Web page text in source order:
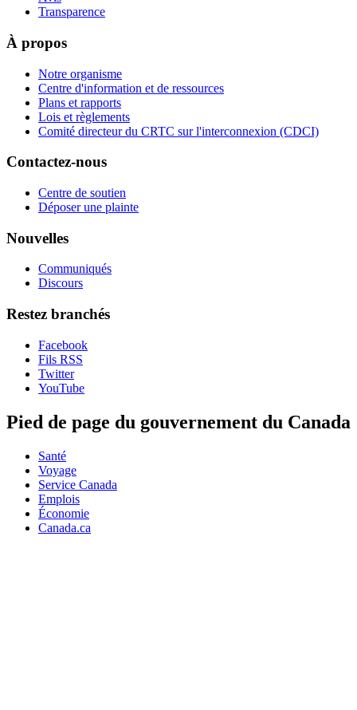
Transparence
À propos
Notre organisme
Centre d'information et de ressources
Plans et rapports
Lois et règlements
Comité directeur du CRTC sur l'interconnexion (CDCI)
Contactez-nous
Centre de soutien
Déposer une plainte
Nouvelles
Communiqués
Discours
Restez branchés
Facebook
Fils RSS
Twitter
YouTube
Pied de page du gouvernement du Canada
Santé
Voyage
Service Canada
Emplois
Économie
Canada.ca